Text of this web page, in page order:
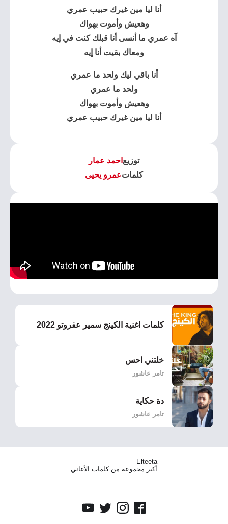
أنا ليا مين غيرك حبيب عمري
وهعيش وأموت بهواك
آه عمري ما أنسى أنا قبلك كنت في إيه
ومعاك بقيت أنا إيه
أنا باقي ليك ولحد ما عمري
ولحد ما عمري
وهعيش وأموت بهواك
أنا ليا مين غيرك حبيب عمري
توزيع احمد عمار
كلماتعمرو يحيى
كلمات اغنية الكينج سمير عفروتو 2022
خلتني احس
تامر عاشور
دة حكاية
تامر عاشور
Elteeta
أكبر مجموعة من كلمات الأغاني